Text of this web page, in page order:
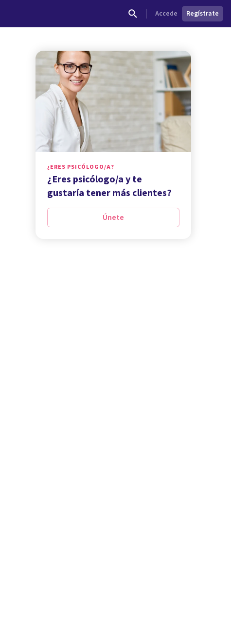
Accede Regístrate
¿ERES PSICÓLOGO/A?
¿Eres psicólogo/a y te
gustaría tener más clientes?
Únete